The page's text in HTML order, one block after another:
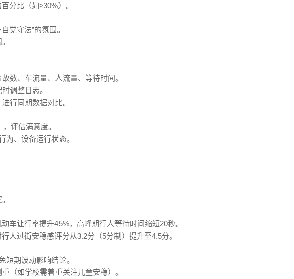
分比（如≥30%）。
觉守法”的氛围。
数、车流量、人流量、等待时间。
调整日志。
行同期数据对比。
评估满意度。
为、设备运行状态。
车让行率提升45%，高峰期行人等待时间缩短20秒。
人过街安稳感评分从3.2分（5分制）提升至4.5分。
期波动影响结论。
（如学校需着重关注儿童安稳）。